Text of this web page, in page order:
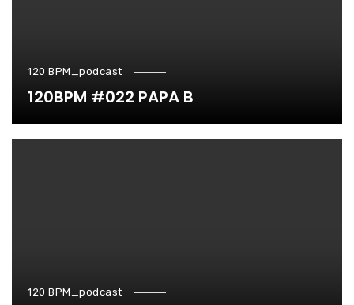
120 BPM_podcast
120BPM #022 PAPA B
120 BPM_podcast